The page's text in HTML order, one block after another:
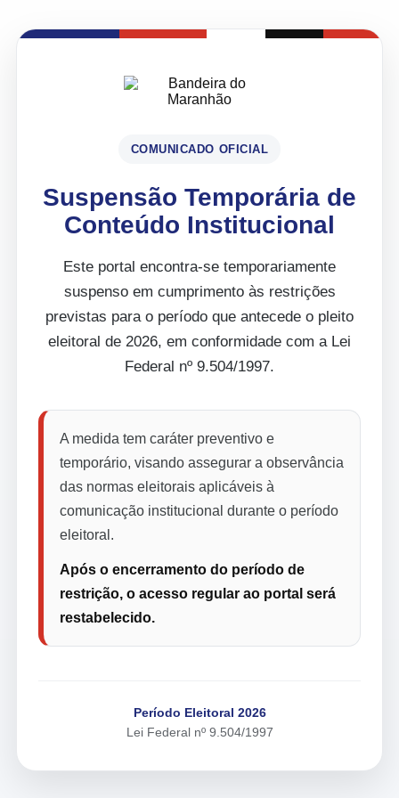
COMUNICADO OFICIAL
Suspensão Temporária de
Conteúdo Institucional
Este portal encontra-se temporariamente
suspenso em cumprimento às restrições
previstas para o período que antecede o pleito
eleitoral de 2026, em conformidade com a Lei
Federal nº 9.504/1997.
A medida tem caráter preventivo e
temporário, visando assegurar a observância
das normas eleitorais aplicáveis à
comunicação institucional durante o período
eleitoral.
Após o encerramento do período de
restrição, o acesso regular ao portal será
restabelecido.
Período Eleitoral 2026
Lei Federal nº 9.504/1997